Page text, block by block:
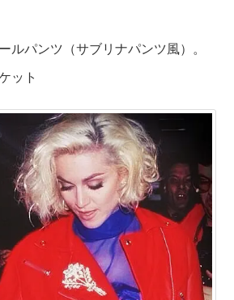
ルパンツ（サブリナパンツ風）。
ット